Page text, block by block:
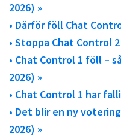
2026) »
• Därför föll Chat
• Stoppa Chat Control
• Chat Control 1 föll –
2026) »
• Chat Control 1 har
• Det blir en ny
2026) »